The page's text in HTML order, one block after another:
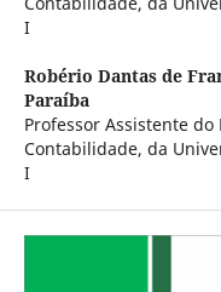
I
Robério Dantas de
Paraíba
Professor Assistente
Contabilidade, da
I